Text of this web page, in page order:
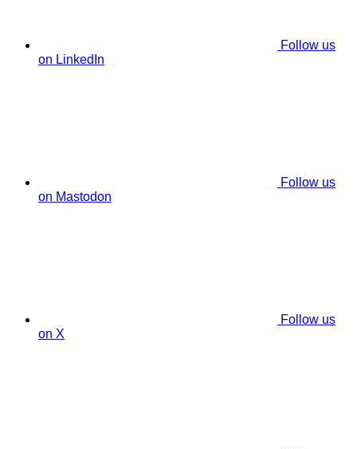
Follow us
on LinkedIn
Follow us
on Mastodon
Follow us
on X